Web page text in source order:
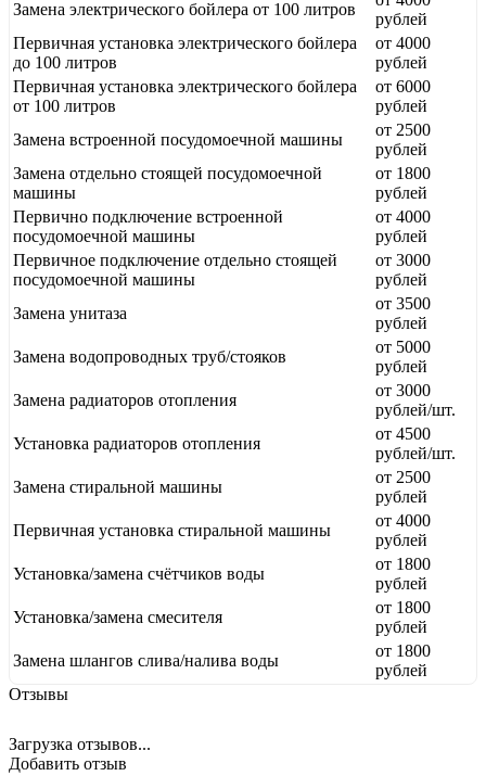
Замена электрического бойлера от 100 литров
рублей
Первичная установка электрического бойлера
до 100 литров
от 4000
рублей
Первичная установка электрического бойлера
от 100 литров
от 6000
рублей
Замена встроенной посудомоечной машины
от 2500
рублей
Замена отдельно стоящей посудомоечной
машины
от 1800
рублей
Первично подключение встроенной
посудомоечной машины
от 4000
рублей
Первичное подключение отдельно стоящей
посудомоечной машины
от 3000
рублей
Замена унитаза
от 3500
рублей
Замена водопроводных труб/стояков
от 5000
рублей
Замена радиаторов отопления
от 3000
рублей/шт.
Установка радиаторов отопления
от 4500
рублей/шт.
Замена стиральной машины
от 2500
рублей
Первичная установка стиральной машины
от 4000
рублей
Установка/замена счётчиков воды
от 1800
рублей
Установка/замена смесителя
от 1800
рублей
Замена шлангов слива/налива воды
от 1800
рублей
Отзывы
Загрузка отзывов...
Добавить отзыв